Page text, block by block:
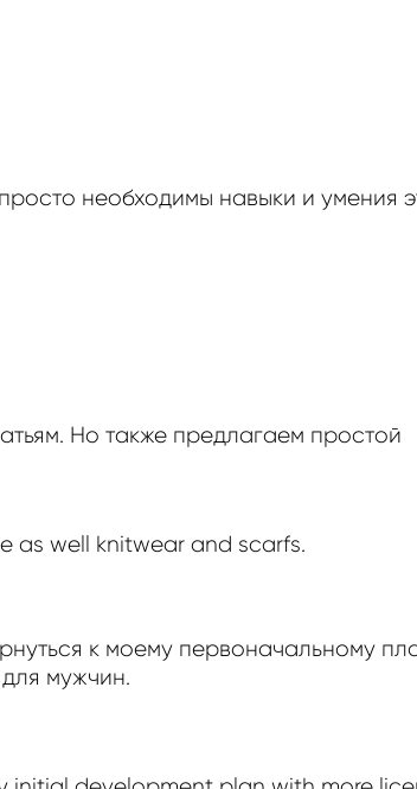
необходимы навыки и умения
Но также предлагаем простой
as well knitwear and scarfs.
к моему первоначальному
мужчин.